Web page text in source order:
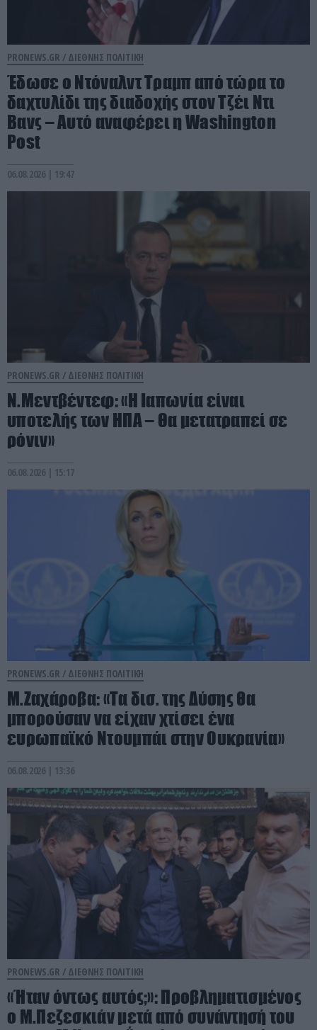
PRONEWS.GR / ΔΙΕΘΝΗΣ ΠΟΛΙΤΙΚΗ
Έδωσε ο Ντόναλντ Τραμπ από τώρα το
δαχτυλίδι της διαδοχής στον Τζέι Ντι
Βανς – Αυτό αναφέρει η Washington
Post
06.08.2026 | 19:47
PRONEWS.GR / ΔΙΕΘΝΗΣ ΠΟΛΙΤΙΚΗ
Ν.Μεντβέντεφ: «Η Ιαπωνία είναι
υποτελής των ΗΠΑ – Θα μετατραπεί σε
ρόνιν»
06.08.2026 | 15:17
PRONEWS.GR / ΔΙΕΘΝΗΣ ΠΟΛΙΤΙΚΗ
Μ.Ζαχάροβα: «Τα δισ. της Δύσης θα
μπορούσαν να είχαν χτίσει ένα
ευρωπαϊκό Ντουμπάι στην Ουκρανία»
06.08.2026 | 13:36
PRONEWS.GR / ΔΙΕΘΝΗΣ ΠΟΛΙΤΙΚΗ
«Ήταν όντως αυτός;»: Προβληματισμένος
ο Μ.Πεζεσκιάν μετά από συνάντησή του